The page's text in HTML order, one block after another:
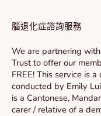
腦退化症諮詢服務
We are partnering
Trust to offer our
FREE! This service is
conducted by Emily
is a Cantonese,
carer / relative of a
症
詢
服
務